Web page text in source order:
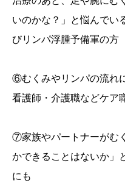
いのかな？」と悩んでい
びリンパ浮腫予備軍の方
⑥むくみやリンパの流れ
看護師・介護職などケア
⑦家族やパートナーがむ
かできることはないか」
にも